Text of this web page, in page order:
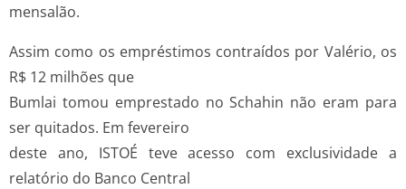
mensalão.
Assim como os empréstimos contraídos por Valério, os
R$ 12 milhões que
Bumlai tomou emprestado no Schahin não eram para
ser quitados. Em fevereiro
deste ano, ISTOÉ teve acesso com exclusividade a
relatório do Banco Central